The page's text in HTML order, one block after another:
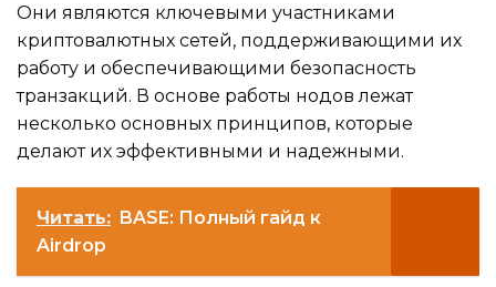
Они являются ключевыми участниками
криптовалютных сетей, поддерживающими их
работу и обеспечивающими безопасность
транзакций. В основе работы нодов лежат
несколько основных принципов, которые
делают их эффективными и надежными.
Читать: BASE: Полный гайд к
Airdrop